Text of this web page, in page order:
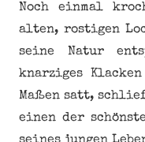
Noch einmal
alten, rostigen
seine Natur
knarziges
Maßen satt,
einen der